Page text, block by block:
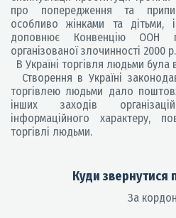
про попередження та
особливо жінками та дітьми,
доповнює Конвенцію ООН
організованої злочинності 2000 р.
В Україні торгівля людьми
Створення в Україні
торгівлею людьми дало
інших заходів
інформаційного характеру,
торгівлі людьми.
Куди звернутися
За